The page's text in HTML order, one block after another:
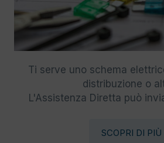
Ti serve uno schema
distribuzione o
L'Assistenza Diretta può
SCOPRI DI PIÙ